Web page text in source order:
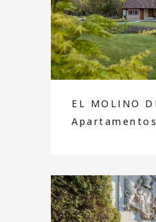
EL MOLINO
Apartamentos